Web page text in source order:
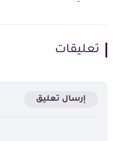
تعليقات
إرسال تعليق